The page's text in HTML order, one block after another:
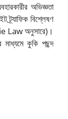
অভিজ্ঞতা
বিশ্লেষণ
Law অনুসারে)।
মাধ্যমে কুকি পছন্দ